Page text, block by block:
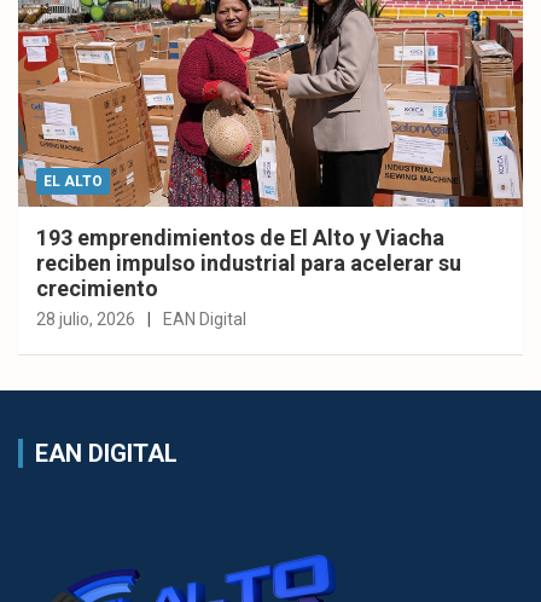
EL ALTO
193 emprendimientos de El Alto y Viacha
reciben impulso industrial para acelerar su
crecimiento
28 julio, 2026 EAN Digital
EAN DIGITAL